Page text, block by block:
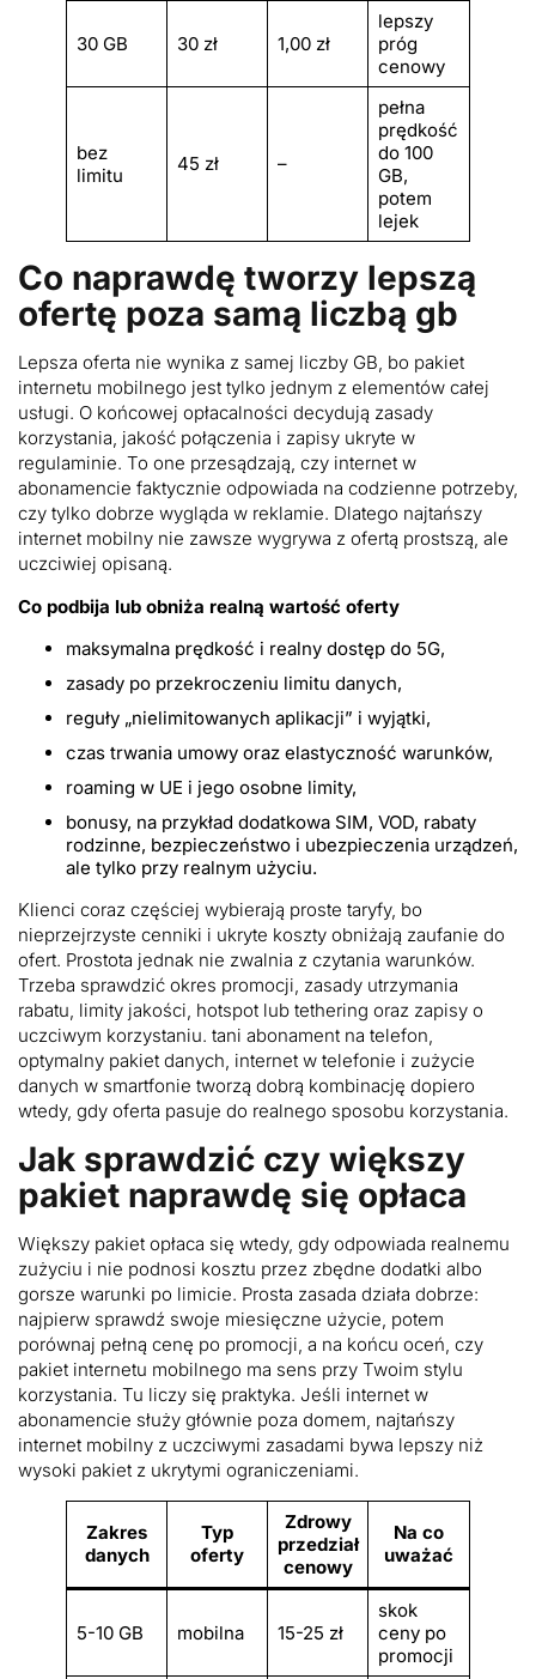
30 GB 30 zł 1,00 zł
lepszy
próg
cenowy
bez
limitu
45 zł –
pełna
prędkość
do 100
GB,
potem
lejek
Co naprawdę tworzy lepszą
ofertę poza samą liczbą gb
Lepsza oferta nie wynika z samej liczby GB, bo pakiet
internetu mobilnego jest tylko jednym z elementów całej
usługi. O końcowej opłacalności decydują zasady
korzystania, jakość połączenia i zapisy ukryte w
regulaminie. To one przesądzają, czy internet w
abonamencie faktycznie odpowiada na codzienne potrzeby,
czy tylko dobrze wygląda w reklamie. Dlatego najtańszy
internet mobilny nie zawsze wygrywa z ofertą prostszą, ale
uczciwiej opisaną.
Co podbija lub obniża realną wartość oferty
maksymalna prędkość i realny dostęp do 5G,
zasady po przekroczeniu limitu danych,
reguły „nielimitowanych aplikacji” i wyjątki,
czas trwania umowy oraz elastyczność warunków,
roaming w UE i jego osobne limity,
bonusy, na przykład dodatkowa SIM, VOD, rabaty
rodzinne, bezpieczeństwo i ubezpieczenia urządzeń,
ale tylko przy realnym użyciu.
Klienci coraz częściej wybierają proste taryfy, bo
nieprzejrzyste cenniki i ukryte koszty obniżają zaufanie do
ofert. Prostota jednak nie zwalnia z czytania warunków.
Trzeba sprawdzić okres promocji, zasady utrzymania
rabatu, limity jakości, hotspot lub tethering oraz zapisy o
uczciwym korzystaniu. tani abonament na telefon,
optymalny pakiet danych, internet w telefonie i zużycie
danych w smartfonie tworzą dobrą kombinację dopiero
wtedy, gdy oferta pasuje do realnego sposobu korzystania.
Jak sprawdzić czy większy
pakiet naprawdę się opłaca
Większy pakiet opłaca się wtedy, gdy odpowiada realnemu
zużyciu i nie podnosi kosztu przez zbędne dodatki albo
gorsze warunki po limicie. Prosta zasada działa dobrze:
najpierw sprawdź swoje miesięczne użycie, potem
porównaj pełną cenę po promocji, a na końcu oceń, czy
pakiet internetu mobilnego ma sens przy Twoim stylu
korzystania. Tu liczy się praktyka. Jeśli internet w
abonamencie służy głównie poza domem, najtańszy
internet mobilny z uczciwymi zasadami bywa lepszy niż
wysoki pakiet z ukrytymi ograniczeniami.
Zakres
danych
Typ
oferty
Zdrowy
przedział
cenowy
Na co
uważać
5-10 GB mobilna 15-25 zł
skok
ceny po
promocji